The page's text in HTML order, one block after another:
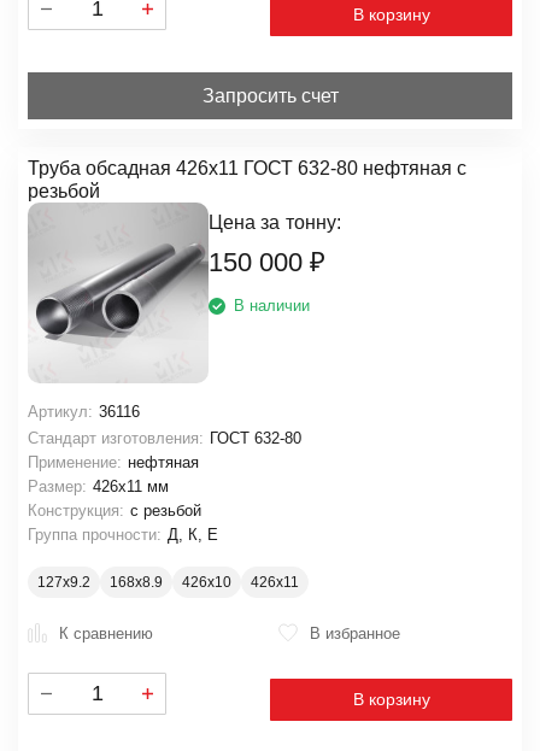
В корзину
Запросить счет
Труба обсадная 426х11 ГОСТ 632-80 нефтяная с
резьбой
Цена за тонну:
150 000 ₽
В наличии
Артикул: 36116
Стандарт изготовления: ГОСТ 632-80
Применение: нефтяная
Размер: 426х11 мм
Конструкция: с резьбой
Группа прочности: Д, К, Е
127х9.2 168х8.9 426х10 426х11
К сравнению В избранное
В корзину